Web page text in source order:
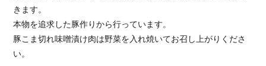
きます。
本物を追求した豚作りから行っています。
豚こま切れ味噌漬け肉は野菜を入れ焼いてお召し上がりくださ
い。